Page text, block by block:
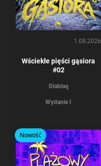
1.08.2026
Wściekłe pięści gąsiora
#02
Diablaq
Wydanie I
Nowość